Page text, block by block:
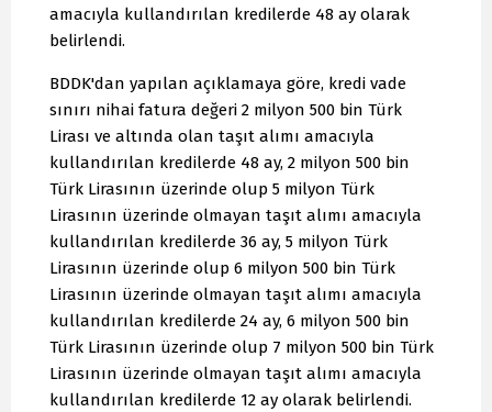
amacıyla kullandırılan kredilerde 48 ay olarak
belirlendi.
BDDK'dan yapılan açıklamaya göre, kredi vade
sınırı nihai fatura değeri 2 milyon 500 bin Türk
Lirası ve altında olan taşıt alımı amacıyla
kullandırılan kredilerde 48 ay, 2 milyon 500 bin
Türk Lirasının üzerinde olup 5 milyon Türk
Lirasının üzerinde olmayan taşıt alımı amacıyla
kullandırılan kredilerde 36 ay, 5 milyon Türk
Lirasının üzerinde olup 6 milyon 500 bin Türk
Lirasının üzerinde olmayan taşıt alımı amacıyla
kullandırılan kredilerde 24 ay, 6 milyon 500 bin
Türk Lirasının üzerinde olup 7 milyon 500 bin Türk
Lirasının üzerinde olmayan taşıt alımı amacıyla
kullandırılan kredilerde 12 ay olarak belirlendi.